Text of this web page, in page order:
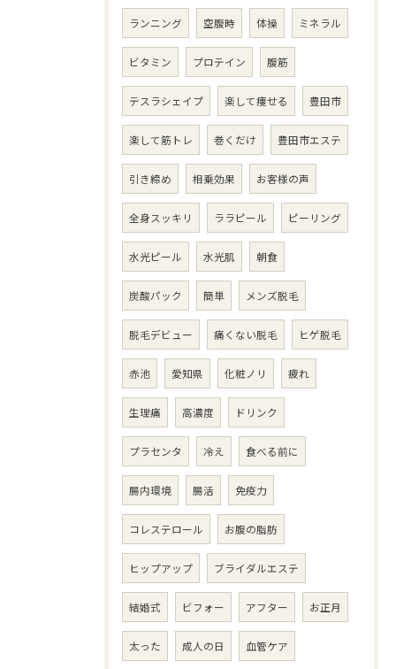
ランニング 空腹時 体操 ミネラル
ビタミン プロテイン 腹筋
テスラシェイプ 楽して痩せる 豊田市
楽して筋トレ 巻くだけ 豊田市エステ
引き締め 相乗効果 お客様の声
全身スッキリ ララピール ピーリング
水光ピール 水光肌 朝食
炭酸パック 簡単 メンズ脱毛
脱毛デビュー 痛くない脱毛 ヒゲ脱毛
赤池 愛知県 化粧ノリ 疲れ
生理痛 高濃度 ドリンク
プラセンタ 冷え 食べる前に
腸内環境 腸活 免疫力
コレステロール お腹の脂肪
ヒップアップ ブライダルエステ
結婚式 ビフォー アフター お正月
太った 成人の日 血管ケア